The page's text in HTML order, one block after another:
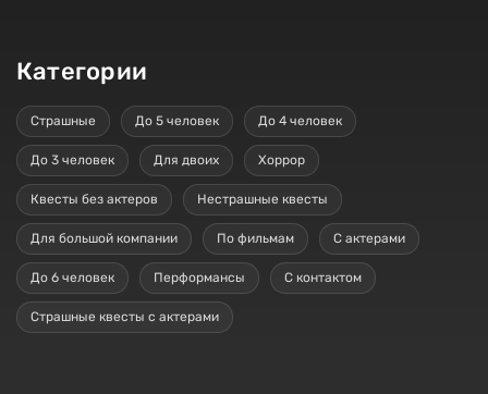
Категории
Страшные До 5 человек До 4 человек
До 3 человек Для двоих Хоррор
Квесты без актеров Нестрашные квесты
Для большой компании По фильмам С актерами
До 6 человек Перформансы С контактом
Страшные квесты с актерами